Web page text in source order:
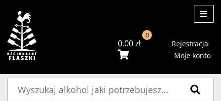
0,00zł
0
Rejestracja
Moje konto